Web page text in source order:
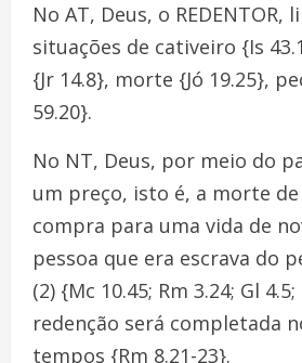
No AT, Deus, o
situações de cativeiro {Is
{Jr 14.8}, morte {Jó 19.25},
59.20}.
No NT, Deus, por meio do
um preço, isto é, a morte
compra para uma vida de
pessoa que era escrava do
(2) {Mc 10.45; Rm 3.24; Gl 4.5;
redenção será completada
tempos {Rm 8.21-23}.